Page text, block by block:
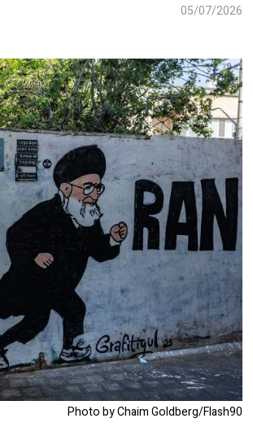
05/07/2026
Photo by Chaim Goldberg/Flash90